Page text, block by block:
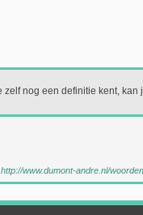
nog een definitie kent, kan
http://www.dumont-andre.nl/